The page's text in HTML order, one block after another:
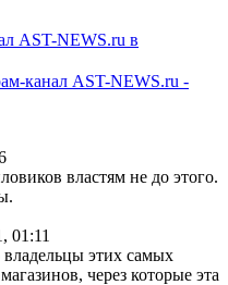
AST-NEWS.ru в
канал AST-NEWS.ru -
властям не до этого.
01:11
этих самых
через которые эта